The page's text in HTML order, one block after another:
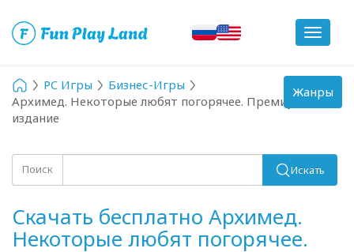
Toggle
PC Игры
Бизнес-Игры
Архимед. Некоторые любят погорячее. Премиум
издание
Поиск Искать
Скачать бесплатно Архимед.
Некоторые любят погорячее.
Toggle
navigation
Жанры